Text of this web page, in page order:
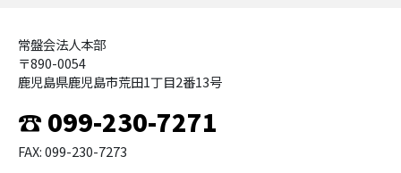
常盤会法人本部
〒890-0054
鹿児島県鹿児島市荒田1丁目2番13号
☎ 099-230-7271
FAX: 099-230-7273